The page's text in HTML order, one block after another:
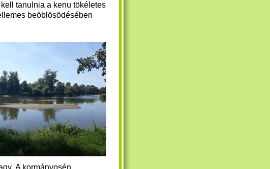
tanulnia a kenu tökéletes
beöblösödésében
A kormányosén